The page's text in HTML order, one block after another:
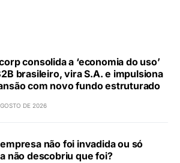
consolida a ‘economia do uso’
brasileiro, vira S.A. e impulsiona
com novo fundo estruturado
DE 2026
não foi invadida ou só
não descobriu que foi?